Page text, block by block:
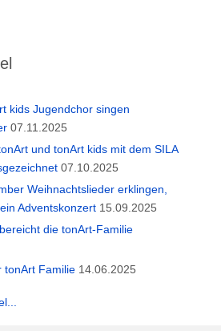
kids Jugendchor singen
07.11.2025
und tonArt kids mit dem SILA
07.10.2025
Weihnachtslieder erklingen,
Adventskonzert 15.09.2025
die tonArt-Familie
tonArt Familie 14.06.2025